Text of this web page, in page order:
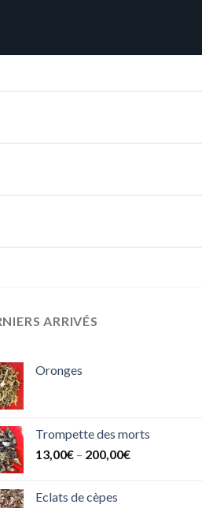
ARRIVÉS
Oronges
Trompette des morts
13,00€– 200,00€
Eclats de cèpes